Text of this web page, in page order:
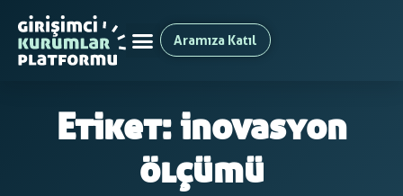
Aramıza Katıl
Etiket: inovasyon
ölçümü